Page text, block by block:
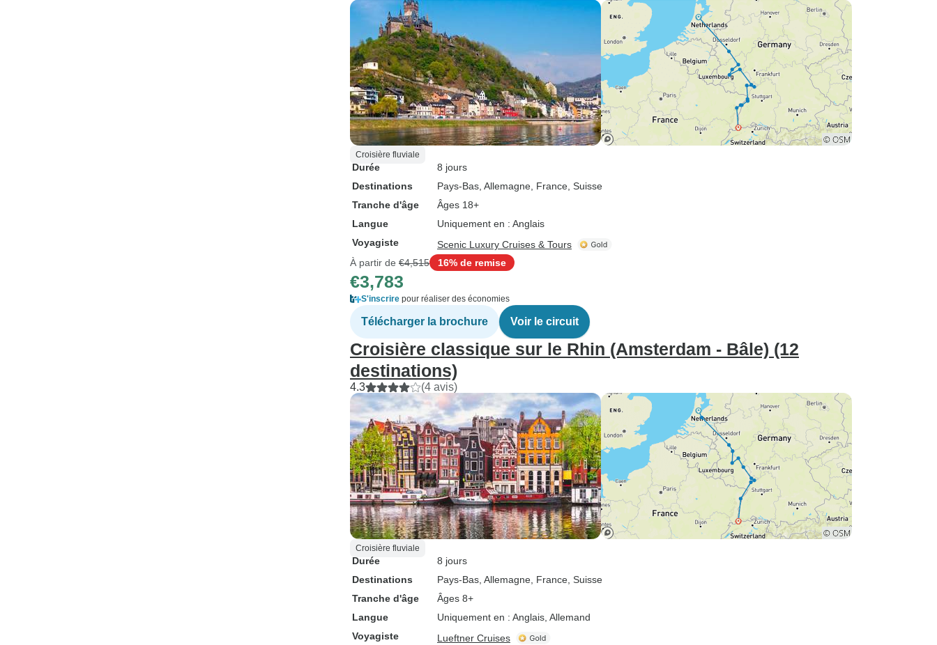
Croisière fluviale
Durée
8 jours
Destinations
Pays-Bas , Allemagne , France , Suisse
Tranche d'âge
Âges 18+
Langue
Uniquement en : Anglais
Voyagiste
Scenic Luxury Cruises & Tours
À partir de €4,515 16% de remise
€3,783
S'inscrire pour réaliser des économies
Télécharger la brochure Voir le circuit
Croisière classique sur le Rhin (Amsterdam - Bâle) (12
destinations)
4.3 (4 avis)
Croisière fluviale
Durée
8 jours
Destinations
Pays-Bas , Allemagne , France , Suisse
Tranche d'âge
Âges 8+
Langue
Uniquement en : Anglais, Allemand
Voyagiste
Lueftner Cruises